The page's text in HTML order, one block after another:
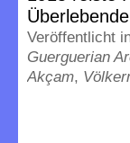
Veröffentlicht
Guerguerian
Akçam,